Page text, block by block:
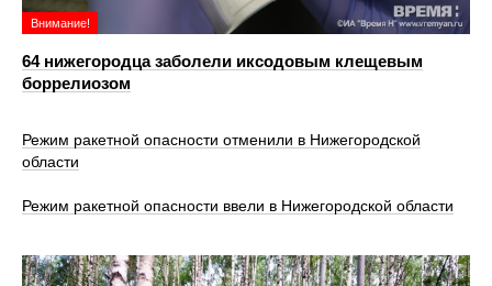
Внимание!
64 нижегородца заболели иксодовым клещевым
боррелиозом
Режим ракетной опасности отменили в Нижегородской
области
Режим ракетной опасности ввели в Нижегородской области